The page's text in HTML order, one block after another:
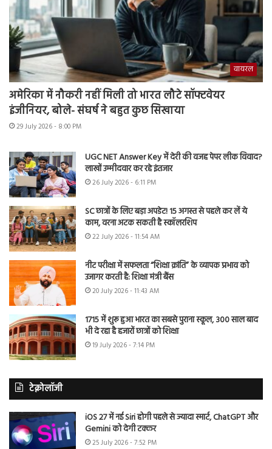
वायरल
अमेरिका में नौकरी नहीं मिली तो भारत लौटे सॉफ्टवेयर
इंजीनियर, बोले- संघर्ष ने बहुत कुछ सिखाया
29 July 2026 - 8:00 PM
UGC NET Answer Key में देरी की वजह पेपर लीक विवाद?
लाखों उम्मीदवार कर रहे इंतजार
26 July 2026 - 6:11 PM
SC छात्रों के लिए बड़ा अपडेट! 15 अगस्त से पहले कर लें ये
काम, वरना अटक सकती है स्कॉलरशिप
22 July 2026 - 11:54 AM
नीट परीक्षा में सफलता “शिक्षा क्रांति” के व्यापक प्रभाव को
उजागर करती है: शिक्षा मंत्री बैंस
20 July 2026 - 11:43 AM
1715 में शुरू हुआ भारत का सबसे पुराना स्कूल, 300 साल बाद
भी दे रहा है हजारों छात्रों को शिक्षा
19 July 2026 - 7:14 PM
टेक्नोलॉजी
iOS 27 में नई Siri होगी पहले से ज्यादा स्मार्ट, ChatGPT और
Gemini को देगी टक्कर
25 July 2026 - 7:52 PM